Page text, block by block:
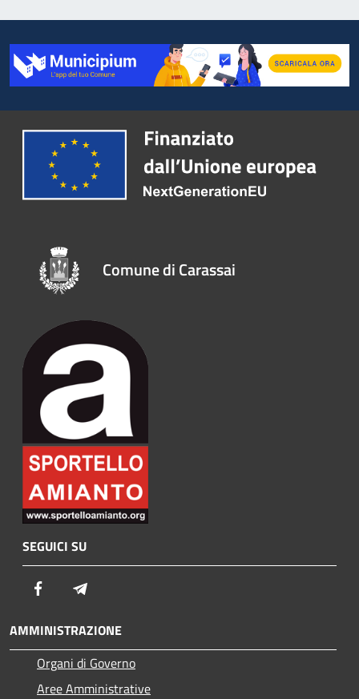
Comune di Carassai
SEGUICI SU
Facebook
AMMINISTRAZIONE
Organi di Governo
Aree Amministrative